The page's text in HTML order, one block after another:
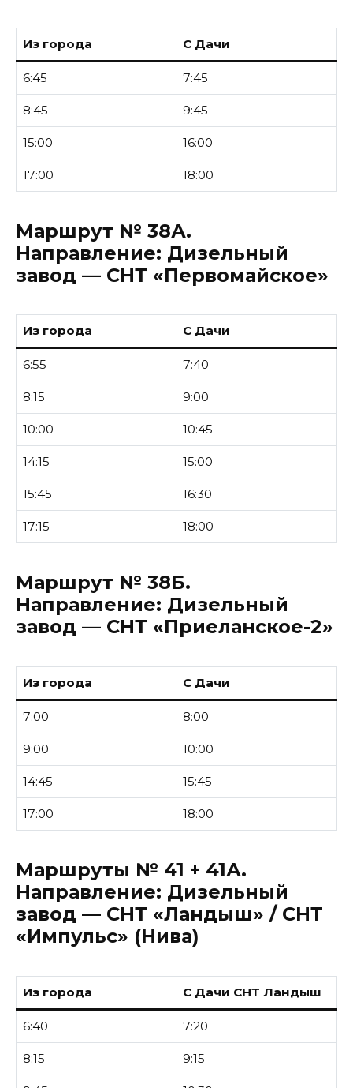
Из города С Дачи
6:45 7:45
8:45 9:45
15:00 16:00
17:00 18:00
Маршрут № 38А.
Направление: Дизельный
завод — СНТ «Первомайское»
Из города С Дачи
6:55 7:40
8:15 9:00
10:00 10:45
14:15 15:00
15:45 16:30
17:15 18:00
Маршрут № 38Б.
Направление: Дизельный
завод — СНТ «Приеланское-2»
Из города С Дачи
7:00 8:00
9:00 10:00
14:45 15:45
17:00 18:00
Маршруты № 41 + 41А.
Направление: Дизельный
завод — СНТ «Ландыш» / СНТ
«Импульс» (Нива)
Из города С Дачи СНТ Ландыш
6:40 7:20
8:15 9:15